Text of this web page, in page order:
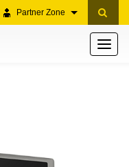
Partner Zone
Toggle